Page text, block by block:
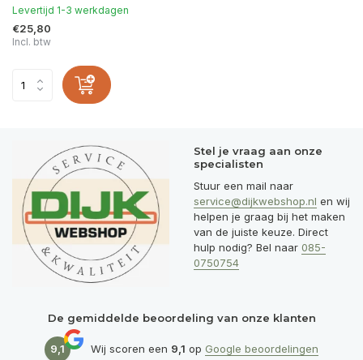
Levertijd 1-3 werkdagen
€25,80
Incl. btw
Stel je vraag aan onze
specialisten
Stuur een mail naar
service@dijkwebshop.nl en wij
helpen je graag bij het maken
van de juiste keuze. Direct
hulp nodig? Bel naar 085-
0750754
De gemiddelde beoordeling van onze klanten
9,1 Wij scoren een 9,1 op Google beoordelingen